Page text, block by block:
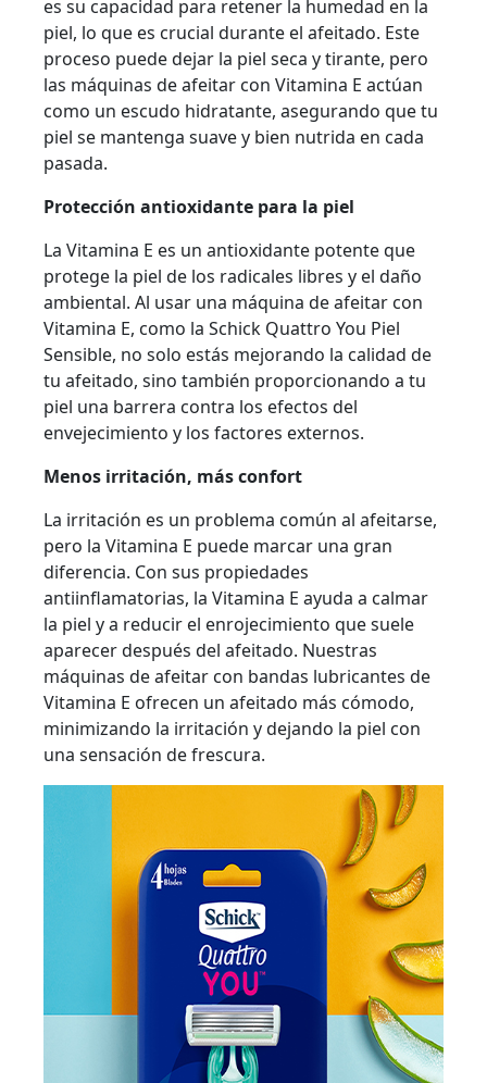
es su capacidad para retener la humedad en la
piel, lo que es crucial durante el afeitado. Este
proceso puede dejar la piel seca y tirante, pero
las máquinas de afeitar con Vitamina E actúan
como un escudo hidratante, asegurando que tu
piel se mantenga suave y bien nutrida en cada
pasada.
Protección antioxidante para la piel
La Vitamina E es un antioxidante potente que
protege la piel de los radicales libres y el daño
ambiental. Al usar una máquina de afeitar con
Vitamina E, como la Schick Quattro You Piel
Sensible, no solo estás mejorando la calidad de
tu afeitado, sino también proporcionando a tu
piel una barrera contra los efectos del
envejecimiento y los factores externos.
Menos irritación, más confort
La irritación es un problema común al afeitarse,
pero la Vitamina E puede marcar una gran
diferencia. Con sus propiedades
antiinflamatorias, la Vitamina E ayuda a calmar
la piel y a reducir el enrojecimiento que suele
aparecer después del afeitado. Nuestras
máquinas de afeitar con bandas lubricantes de
Vitamina E ofrecen un afeitado más cómodo,
minimizando la irritación y dejando la piel con
una sensación de frescura.